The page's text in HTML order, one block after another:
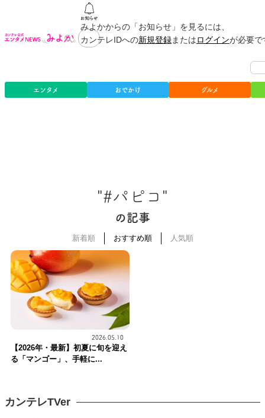
みよかからの「お知らせ」を見るには、
カンテレIDへの新規登録またはログインが必要
エンタメ おでかけ グルメ
"#パピコ"
の記事
新着順 おすすめ順 人気順
2026.05.10
【2026年・最新】初夏に旬を迎え
る「マンゴー」、手軽に...
カンテレTVer